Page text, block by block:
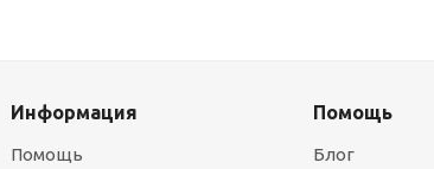
Информация
Помощь
Помощь
Блог